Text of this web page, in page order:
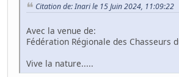
Citation de: Inari le 15 Juin 2024, 11:09:22
Avec la venue de:
Fédération Régionale des Chasseurs
Vive la nature.....